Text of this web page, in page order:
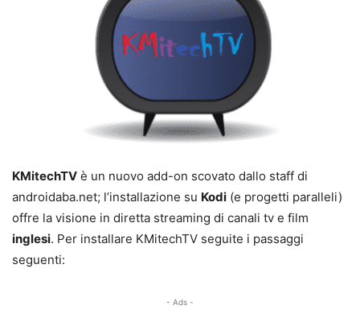
KMitechTV è un nuovo add-on scovato dallo staff di
androidaba.net; l’installazione su Kodi (e progetti paralleli)
offre la visione in diretta streaming di canali tv e film
inglesi. Per installare KMitechTV seguite i passaggi
seguenti:
- Ads -